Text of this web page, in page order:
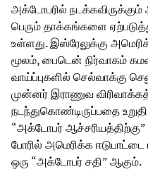
அக்டோபரில் நடக்கவிருக்கும்
பெரும் தாக்கங்களை
உள்ளது. இஸ்ரேலுக்கு
மூலம், பைடென் நிர்வாகம்
வாய்ப்புகளில் செல்வாக்கு
முன்னர் இராணுவ
நடந்துகொண்டிருப்பதை
“அக்டோபர் ஆச்சரியத்திற்கு”
போரில் அமெரிக்க ஈடுபாட்டை
ஒரு “அக்டோபர் சதி” ஆகும்.